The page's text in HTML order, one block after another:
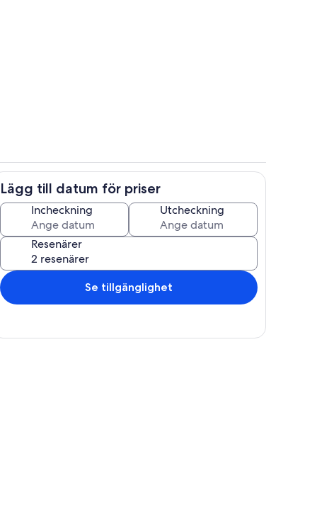
Lägg till datum för priser
Incheckning Utcheckning
Resenärer
Se tillgänglighet